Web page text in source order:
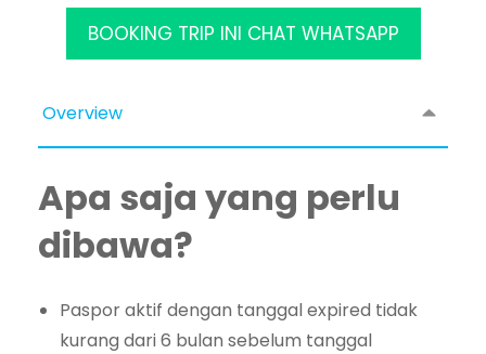
BOOKING TRIP INI CHAT WHATSAPP
Overview
Apa saja yang perlu
dibawa?
Paspor aktif dengan tanggal expired tidak
kurang dari 6 bulan sebelum tanggal